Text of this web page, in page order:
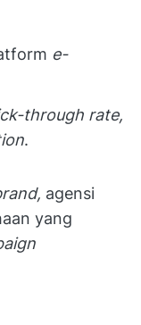
e-
through rate,
.
agensi
yang